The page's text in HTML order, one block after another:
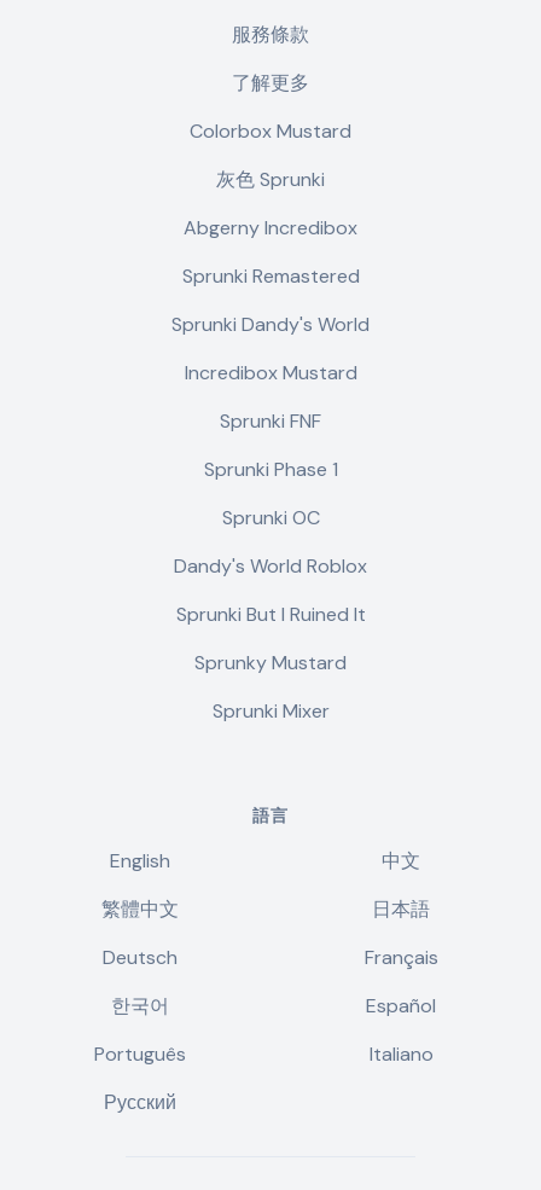
服務條款
了解更多
Colorbox Mustard
灰色 Sprunki
Abgerny Incredibox
Sprunki Remastered
Sprunki Dandy's World
Incredibox Mustard
Sprunki FNF
Sprunki Phase 1
Sprunki OC
Dandy's World Roblox
Sprunki But I Ruined It
Sprunky Mustard
Sprunki Mixer
語言
English
中文
繁體中文
日本語
Deutsch
Français
한국어
Español
Português
Italiano
Русский